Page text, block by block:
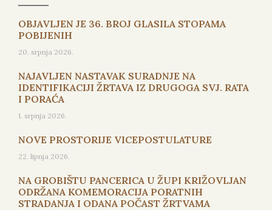
OBJAVLJEN JE 36. BROJ GLASILA STOPAMA
POBIJENIH
20. srpnja 2026.
NAJAVLJEN NASTAVAK SURADNJE NA
IDENTIFIKACIJI ŽRTAVA IZ DRUGOGA SVJ. RATA
I PORAĆA
1. srpnja 2026.
NOVE PROSTORIJE VICEPOSTULATURE
22. lipnja 2026.
NA GROBIŠTU PANCERICA U ŽUPI KRIŽOVLJAN
ODRŽANA KOMEMORACIJA PORATNIH
STRADANJA I ODANA POČAST ŽRTVAMA